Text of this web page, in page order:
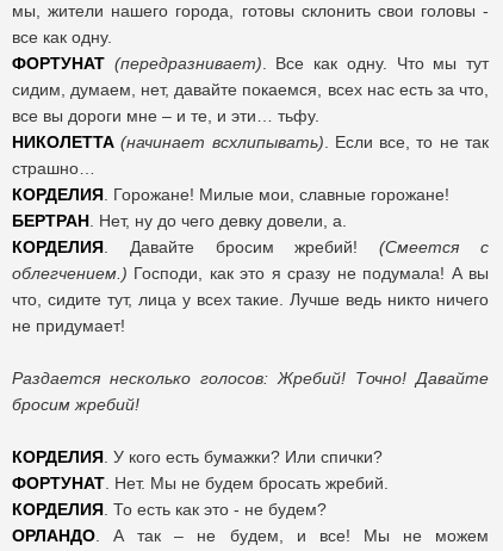
мы, жители нашего города, готовы склонить свои головы -
все как одну.
ФОРТУНАТ (передразнивает) . Все как одну. Что мы тут
сидим, думаем, нет, давайте покаемся, всех нас есть за что,
все вы дороги мне – и те, и эти… тьфу.
НИКОЛЕТТА (начинает всхлипывать) . Если все, то не так
страшно…
КОРДЕЛИЯ . Горожане! Милые мои, славные горожане!
БЕРТРАН . Нет, ну до чего девку довели, а.
КОРДЕЛИЯ . Давайте бросим жребий!(Смеется с
облегчением.) Господи, как это я сразу не подумала! А вы
что, сидите тут, лица у всех такие. Лучше ведь никто ничего
не придумает!
Раздается несколько голосов: Жребий! Точно! Давайте
бросим жребий!
КОРДЕЛИЯ . У кого есть бумажки? Или спички?
ФОРТУНАТ . Нет. Мы не будем бросать жребий.
КОРДЕЛИЯ . То есть как это - не будем?
ОРЛАНДО . А так – не будем, и все! Мы не можем